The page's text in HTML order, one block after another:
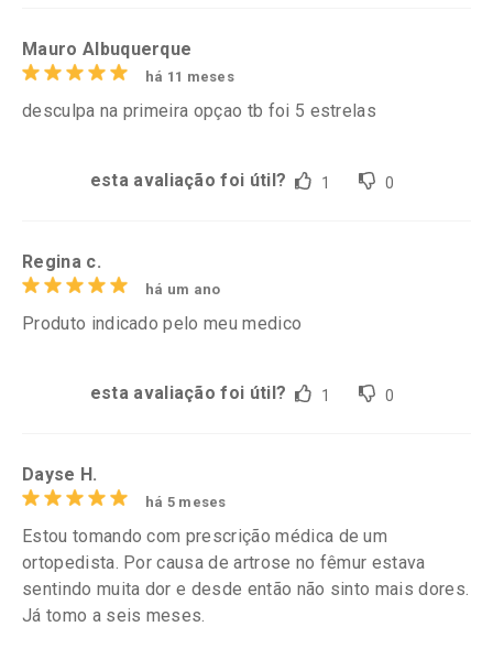
Mauro Albuquerque
há 11 meses
desculpa na primeira opçao tb foi 5 estrelas
esta avaliação foi útil? 1 0
Regina c.
há um ano
Produto indicado pelo meu medico
esta avaliação foi útil? 1 0
Dayse H.
há 5 meses
Estou tomando com prescrição médica de um
ortopedista. Por causa de artrose no fêmur estava
sentindo muita dor e desde então não sinto mais dores.
Já tomo a seis meses.